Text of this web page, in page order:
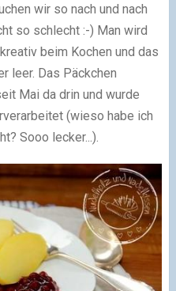
wir so nach und nach
so schlecht :-) Man wird
beim Kochen und das
leer. Das Päckchen
Mai da drin und wurde
(wieso habe ich
Sooo lecker...).